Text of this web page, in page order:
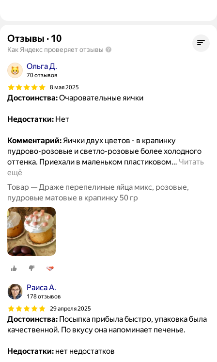
Отзывы · 10
Как Яндекс проверяет отзывы
Ольга Д.
70 отзывов
8 мая 2025
Достоинства:Очаровательные яички
Недостатки: Нет
Комментарий:Яички двух цветов - в крапинку
пудрово-розовые и светло-розовые более холодного
оттенка. Приехали в маленьком пластиковом… Читать
ещё
Товар — Драже перепелиные яйца микс, розовые,
пудровые матовые в крапинку 50 гр
Раиса А.
178 отзывов
29 апреля 2025
Достоинства: Посыпка прибыла быстро, упаковка была
качественной. По вкусу она напоминает печенье.
Недостатки: нет недостатков